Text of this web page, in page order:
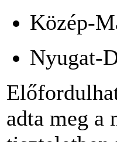
Közép-
Nyugat-
adta meg